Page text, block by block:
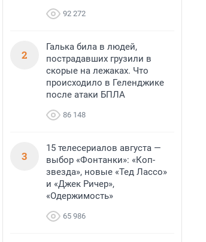
92 272
2
Галька била в людей,
пострадавших грузили в
скорые на лежаках. Что
происходило в Геленджике
после атаки БПЛА
86 148
3
15 телесериалов августа —
выбор «Фонтанки»: «Коп-
звезда», новые «Тед Лассо»
и «Джек Ричер»,
«Одержимость»
65 986